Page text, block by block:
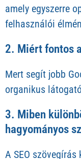
amely egyszerre
felhasználói
2. Miért fontos
Mert segít jobb
organikus
3. Miben
hagyományos
A SEO szövegírás